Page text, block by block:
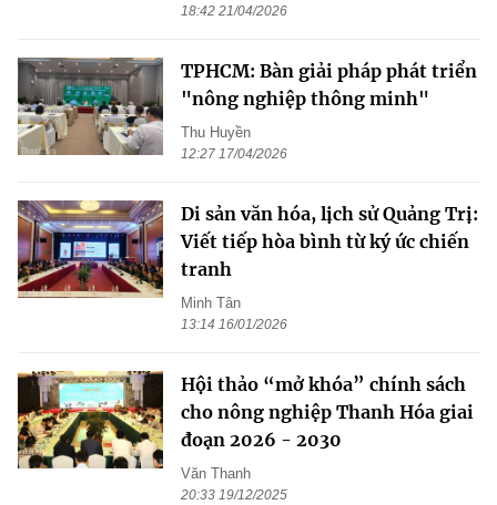
18:42 21/04/2026
TPHCM: Bàn giải pháp phát triển
"nông nghiệp thông minh"
Thu Huyền
12:27 17/04/2026
Di sản văn hóa, lịch sử Quảng Trị:
Viết tiếp hòa bình từ ký ức chiến
tranh
Minh Tân
13:14 16/01/2026
Hội thảo “mở khóa” chính sách
cho nông nghiệp Thanh Hóa giai
đoạn 2026 - 2030
Văn Thanh
20:33 19/12/2025